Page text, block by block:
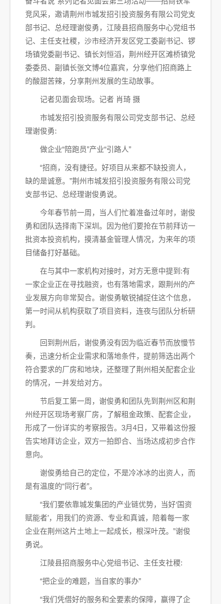
竞风采，邀请荆州市城发招引投资服务有限公司党支
部书记、总经理谢俊勇，江陵县招商服务中心党组书
记、主任支社稷，沙市经济开发区党工委副书记、锣
场镇党委副书记、镇长刘恒滔，荆州经开区滩桥镇党
委委员、副镇长张文博4位嘉宾，分享他们招商路上
的酸甜苦辣，分享荆州发展的生动故事。
记者见面会现场。记者 肖琦 摄
市城发招引投资服务有限公司党支部书记、总经
理谢俊勇:
做企业“陪跑员”产业“引路人”
“招商，没有捷径。好项目从来都不缺投资人，
缺的是诚意。”荆州市城发招引投资服务有限公司党
支部书记、总经理谢俊勇说。
今年春节前一周，当人们忙着准备过年时，谢俊
勇和团队选择南下深圳。因为他们要抢在节前拜访一
批资本投资机构，摸清基金管理人情况，为来年的项
目储备打好基础。
在与其中一家机构对接时，对方无意中提到:有
一家企业正在寻找融资，也有落地需求，跟荆州的产
业发展方向非常契合。谢俊勇敏锐捕捉住这个信息，
第一时间从机构获取了项目资料，连夜与团队分析研
判。
回到荆州后，谢俊勇没有因为临近春节而放慢节
奏，迅速分析企业需求和落地条件，提前筛选出两个
符合要求的厂房和地块，还整理了荆州相关配套企业
的情况，一并发给对方。
节后复工第一周，谢俊勇和团队先到荆州区和荆
州经开区现场考察厂房，了解租金政策、配套企业，
形成了一份详实的考察报告。3月4日，又带着这份报
告实地拜访企业，双方一拍即合、当场达成初步合作
意向。
谢俊勇给自己的定位，不是冷冰冰的出资人，而
是有温度的“同行者”。
“我们要依靠城发集团的产业链优势，当好‘国资
赋能者’，用我们的资源、专业和真诚，陪着每一家
企业在荆州这片土地上一起成长，根深叶茂。”谢俊
勇说。
江陵县招商服务中心党组书记、主任支社稷:
“把企业的难题，当自家的事办”
“我们凭借好的服务和全要素的保障，赢得了企